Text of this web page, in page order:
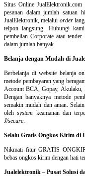
Situs Online JualElektronik.com
pesanan dalam jumlah satuan
JualElektronik, melalui order
telpon langsung
Hubungi
pembelian Corporate atau
dalam jumlah banyak
Belanja dengan Mudah di
Berbelanja diwebsite belanja
metode pembayaran yang
Account BCA, Gopay, Akulaku,
Dengan banyaknya metode
semakin mudah dan aman.
olehsystem keamanan dan
J/secure
Selalu Gratis Ongkos Kirim di
Nikmati fitur GRATIS
bebas ongkos kirim dengan hati
Jualelektronik – Pusat Solusi